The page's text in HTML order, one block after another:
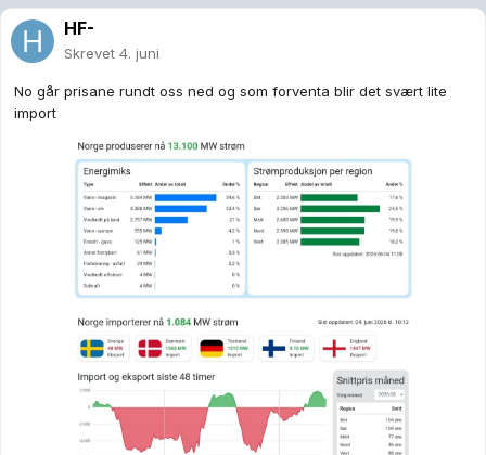
HF-
Skrevet 4. juni
No går prisane rundt oss ned og som forventa blir det svært lite
import